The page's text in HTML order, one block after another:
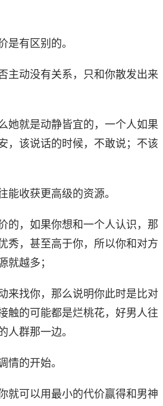
是有区别的。
主动没有关系，只和你散发出来
她就是动静皆宜的，一个人如果
，该说话的时候，不敢说；不该
能收获更高级的资源。
的，如果你想和一个人认识，那
秀，甚至高于你，所以你和对方
就越多；
来找你，那么说明你此时是比对
触的可能都是烂桃花，好男人往
人群那一边。
情的开始。
就可以用最小的代价赢得和男神